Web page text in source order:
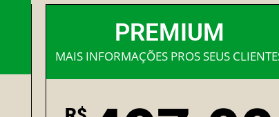
PREMIUM
MAIS INFORMAÇÕES PROS SEUS